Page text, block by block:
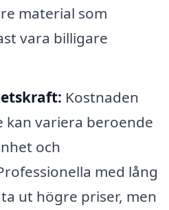
material som
vara billigare
Kostnaden
variera beroende
och
med lång
ut högre priser, men